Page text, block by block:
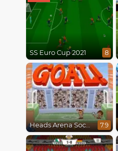
SS Euro Cup 2021 8
Heads Arena Soccer All Stars 7.9